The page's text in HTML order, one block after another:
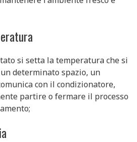
si setta la temperatura che si
determinato spazio, un
con il condizionatore,
partire o fermare il processo